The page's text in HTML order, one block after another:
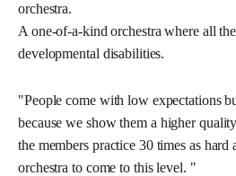
orchestra.
A one-of-a-kind orchestra where all
developmental disabilities.
"People come with low expectations
because we show them a higher
the members practice 30 times as hard
orchestra to come to this level. "